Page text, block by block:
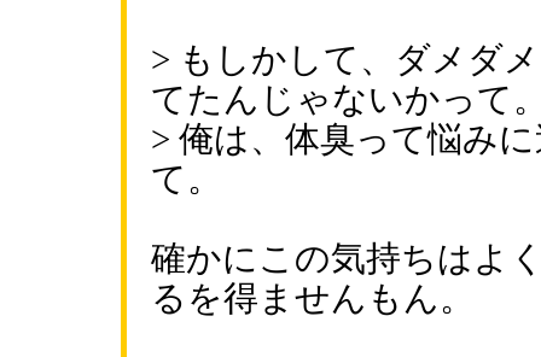
> もしかして、ダメダ
てたんじゃないかって
> 俺は、体臭って悩み
て。
確かにこの気持ちはよ
るを得ませんもん。